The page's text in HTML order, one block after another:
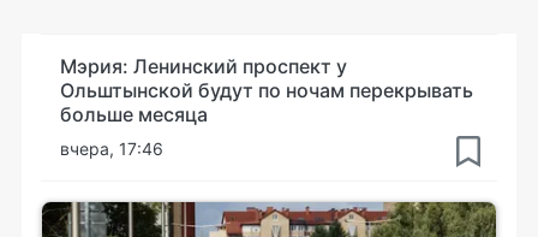
Мэрия: Ленинский проспект у
Ольштынской будут по ночам перекрывать
больше месяца
вчера, 17:46